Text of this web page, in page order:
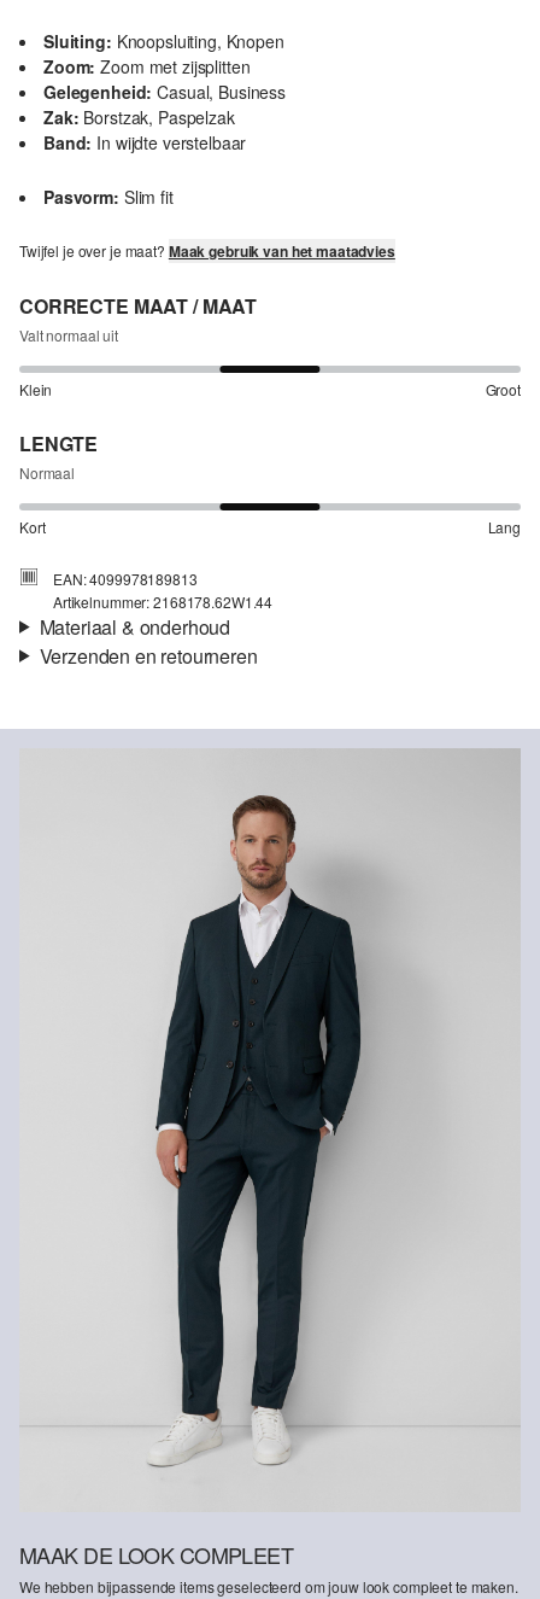
Sluiting: Knoopsluiting, Knopen
Zoom: Zoom met zijsplitten
Gelegenheid: Casual, Business
Zak: Borstzak, Paspelzak
Band: In wijdte verstelbaar
Pasvorm: Slim fit
Twijfel je over je maat? Maak gebruik van het maatadvies
CORRECTE MAAT / MAAT
Valt normaal uit
Klein Groot
LENGTE
Normaal
Kort Lang
EAN: 4099978189813
Artikelnummer: 2168178.62W1.44
Materiaal & onderhoud
Voering: volledig gevoerd
Viscosemix, Polyestermix
Niet bleken met chloor
Niet geschikt voor de droger
Niet heet strijken
Chemische reiniging met perchloorethyleen
Niet wassen
Gerecyclede vezels
Om bij te dragen aan het kringloopgebruik in de textielproductie,
gebruiken we steeds meer gerecyclede vezels in onze producten.
Bevat gerecycled polyester: Dit product bevat gerecycled polyester
dat gemaakt is van gerecycled plastic zoals petflessen of
gerecyclede vezels die afkomstig zijn van gebruikte kleding.
Verzenden en retourneren
Je bestelling wordt binnen 3-5 werkdagen verzonden door bpost.
Je kunt je artikelen binnen 14 dagen gratis aan ons retourneren.
Als je onze s.Oliver Card hebt, kun je artikelen zelfs binnen 30
dagen gratis retourneren.
MAAK DE LOOK COMPLEET
We hebben bijpassende items geselecteerd om jouw look compleet te maken.